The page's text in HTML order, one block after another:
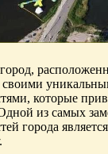
своими
которые
из самых
города